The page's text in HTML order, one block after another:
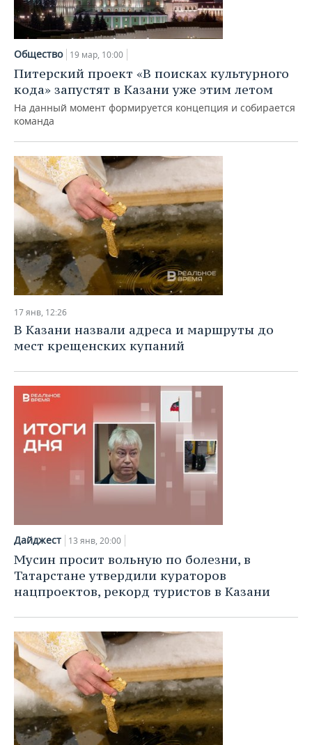
Общество 19 мар, 10:00
Питерский проект «В поисках культурного
кода» запустят в Казани уже этим летом
На данный момент формируется концепция и собирается
команда
17 янв, 12:26
В Казани назвали адреса и маршруты до
мест крещенских купаний
Дайджест 13 янв, 20:00
Мусин просит вольную по болезни, в
Татарстане утвердили кураторов
нацпроектов, рекорд туристов в Казани